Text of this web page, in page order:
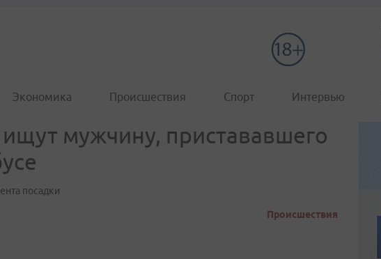
Экономика Происшествия Спорт Интервью
мужчину, пристававшего
посадки
Происшествия